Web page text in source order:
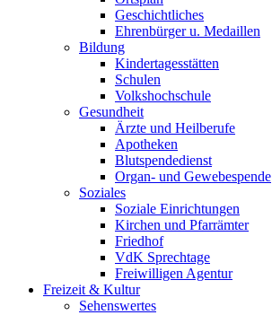
Geschichtliches
Ehrenbürger u. Medaillen
Bildung
Kindertagesstätten
Schulen
Volkshochschule
Gesundheit
Ärzte und Heilberufe
Apotheken
Blutspendedienst
Organ- und Gewebespende
Soziales
Soziale Einrichtungen
Kirchen und Pfarrämter
Friedhof
VdK Sprechtage
Freiwilligen Agentur
Freizeit & Kultur
Sehenswertes